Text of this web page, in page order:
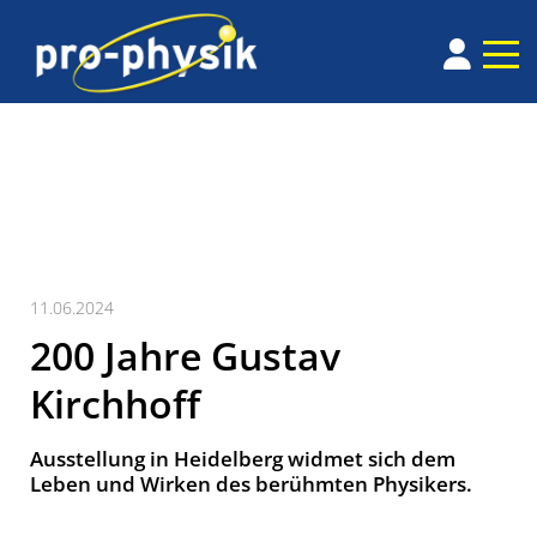
11.06.2024
200 Jahre Gustav
Kirchhoff
Ausstellung in Heidelberg widmet sich dem
Leben und Wirken des berühmten Physikers.